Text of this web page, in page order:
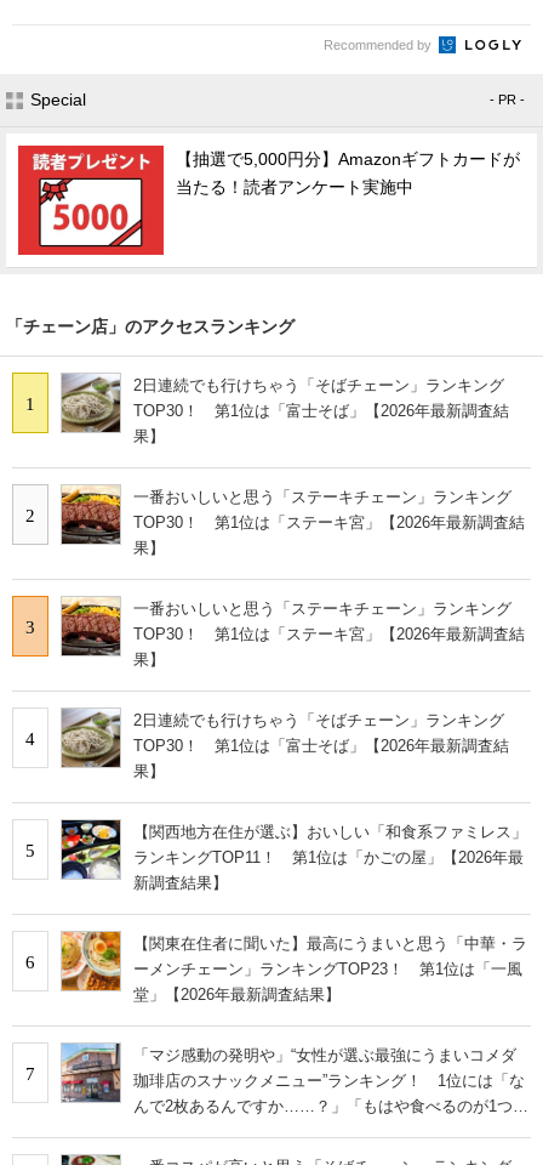
Recommended by
Special - PR -
【抽選で5,000円分】Amazonギフトカードが
当たる！読者アンケート実施中
「チェーン店」のアクセスランキング
1
2日連続でも行けちゃう「そばチェーン」ランキング
TOP30！ 第1位は「富士そば」【2026年最新調査結
果】
2
一番おいしいと思う「ステーキチェーン」ランキング
TOP30！ 第1位は「ステーキ宮」【2026年最新調査結
果】
3
一番おいしいと思う「ステーキチェーン」ランキング
TOP30！ 第1位は「ステーキ宮」【2026年最新調査結
果】
4
2日連続でも行けちゃう「そばチェーン」ランキング
TOP30！ 第1位は「富士そば」【2026年最新調査結
果】
5
【関西地方在住が選ぶ】おいしい「和食系ファミレス」
ランキングTOP11！ 第1位は「かごの屋」【2026年最
新調査結果】
6
【関東在住者に聞いた】最高にうまいと思う「中華・ラ
ーメンチェーン」ランキングTOP23！ 第1位は「一風
堂」【2026年最新調査結果】
7
「マジ感動の発明や」“女性が選ぶ最強にうまいコメダ
珈琲店のスナックメニュー”ランキング！ 1位には「な
んで2枚あるんですか……？」「もはや食べるのが1つの